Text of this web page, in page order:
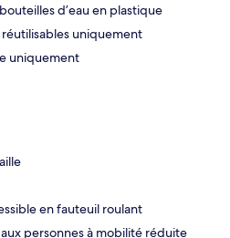
d’eau en plastique
uniquement
uniquement
en fauteuil roulant
personnes à mobilité réduite